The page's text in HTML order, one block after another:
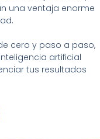
una ventaja enorme
cero y paso a paso,
artificial
tus resultados